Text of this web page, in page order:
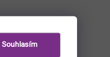
Souhlasím